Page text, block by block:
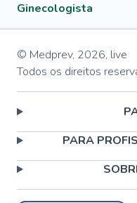
Ginecologista
© Medprev, 2026, live
Todos os direitos
PARA